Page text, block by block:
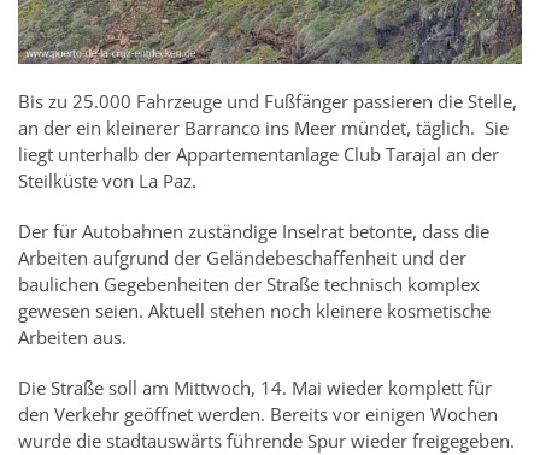
Bis zu 25.000 Fahrzeuge und Fußfänger passieren die Stelle,
an der ein kleinerer Barranco ins Meer mündet, täglich. Sie
liegt unterhalb der Appartementanlage Club Tarajal an der
Steilküste von La Paz.
Der für Autobahnen zuständige Inselrat betonte, dass die
Arbeiten aufgrund der Geländebeschaffenheit und der
baulichen Gegebenheiten der Straße technisch komplex
gewesen seien. Aktuell stehen noch kleinere kosmetische
Arbeiten aus.
Die Straße soll am Mittwoch, 14. Mai wieder komplett für
den Verkehr geöffnet werden. Bereits vor einigen Wochen
wurde die stadtauswärts führende Spur wieder freigegeben.